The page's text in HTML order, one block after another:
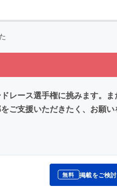
レース選手権に挑みます。
ご支援いただきたく、お願
無料 掲載をご検